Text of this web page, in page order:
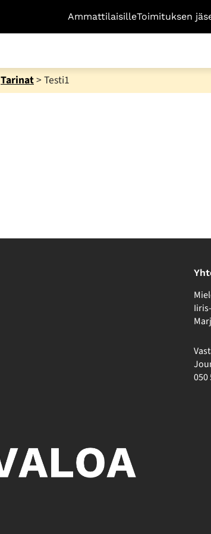
AmmattilaisilleToimituksen
Tarinat> Testi1
050